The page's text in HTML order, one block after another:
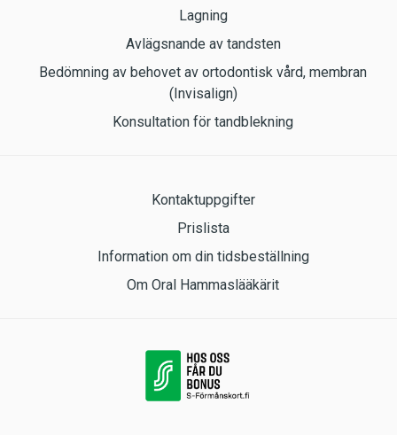
Lagning
Avlägsnande av tandsten
Bedömning av behovet av ortodontisk vård, membran
(Invisalign)
Konsultation för tandblekning
Kontaktuppgifter
Prislista
Information om din tidsbeställning
Om Oral Hammaslääkärit